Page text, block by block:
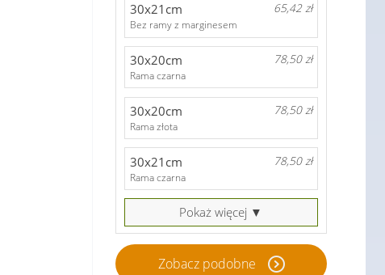
30x21cm 65,42 zł
Bez ramy z marginesem
30x20cm 78,50 zł
Rama czarna
30x20cm 78,50 zł
Rama złota
30x21cm 78,50 zł
Rama czarna
Pokaż więcej ▼
Zobacz podobne